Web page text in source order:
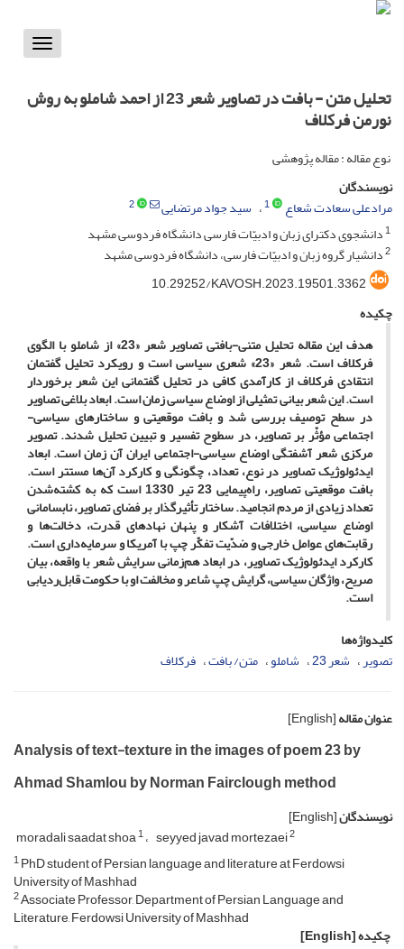
Toggle
تحلیل متن - بافت در تصاویر شعر 23 از احمد شاملو به روش
نورمن فرکلاف
نوع مقاله : مقاله پژوهشی
نویسندگان
مرادعلی سعادت شعاع
1 سید جواد مرتضایی
2
1دانشجوی دکترای زبان و ادبیّات فارسی دانشگاه فردوسی مشهد
2دانشیار گروه زبان و ادبیّات فارسی، دانشگاه فردوسی مشهد
10.29252/KAVOSH.2023.19501.3362
چکیده
هدف این مقاله تحلیل متنی-بافتی تصاویر شعر «23» از شاملو با الگوی
فرکلاف است. شعر «23» شعری سیاسی است و رویکرد تحلیل گفتمان
انتقادی فرکلاف از کارآمدی کافی در تحلیل گفتمانی این شعر برخوردار
است. این شعر بیانی تمثیلی از اوضاع سیاسی زمان است. ابعاد بلاغی تصاویر
در سطح توصیف بررسی شد و بافت موقعیتی و ساختارهای سیاسی-
اجتماعی مؤثّر بر تصاویر، در سطوح تفسیر و تبیین تحلیل شدند. تصویر
مرکزی شعر آشفتگی اوضاع سیاسی-اجتماعی ایران آن زمان است. ابعاد
ایدئولوژیک تصاویر در نوع، تعداد، چگونگی و کارکرد آن‌ها مستتر است.
بافت موقعیتی تصاویر، راه‌پیمایی 23 تیر 1330 است که به کشته‌شدن
تعداد زیادی از مردم انجامید. ساختار تأثیرگذار بر فضای تصاویر، نابسامانی
اوضاع سیاسی، اختلافات آشکار و پنهان نهادهای قدرت، دخالت‌ها و
رقابت‌های عوامل خارجی و ضدّیت تفکّر چپ با آمریکا و سرمایه‌داری است.
کارکرد ایدئولوژیک تصاویر، در ابعاد هم‌زمانی سرایش شعر با واقعه، بیان
صریح، واژگان سیاسی، گرایش چپ شاعر و مخالفت او با حکومت قابل‌ردیابی
است.
کلیدواژه‌ها
تصویر شعر 23 شاملو متن/ بافت فرکلاف
عنوان مقاله[English]
Analysis of text-texture in the images of poem 23 by
Ahmad Shamlou by Norman Fairclough method
نویسندگان[English]
moradali saadat shoa1 seyyed javad mortezaei2
1PhD student of Persian language and literature at Ferdowsi
University of Mashhad
2Associate Professor, Department of Persian Language and
Literature, Ferdowsi University of Mashhad
چکیده[English]